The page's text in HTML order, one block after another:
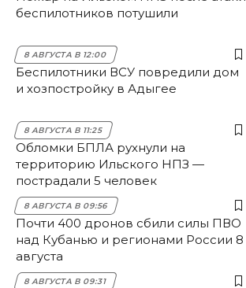
беспилотников потушили
8 АВГУСТА В 12:00
Беспилотники ВСУ повредили дом
и хозпостройку в Адыгее
8 АВГУСТА В 11:25
Обломки БПЛА рухнули на
территорию Ильского НПЗ —
пострадали 5 человек
8 АВГУСТА В 09:56
Почти 400 дронов сбили силы ПВО
над Кубанью и регионами России 8
августа
8 АВГУСТА В 09:31